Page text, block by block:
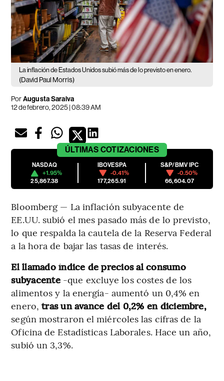
La inflación de Estados Unidos subió más de lo previsto en enero.
(David Paul Morris)
PorAugusta Saraiva
12 de febrero, 2025 | 08:39 AM
ÚLTIMAS COTIZACIONES
NASDAQ
+1.95%
25,867.38
IBOVESPA
-0.41%
177,265.91
S&P/BMV IPC
-0.50%
66,604.07
Bloomberg — La inflación subyacente de
EE.UU. subió el mes pasado más de lo previsto,
lo que respalda la cautela de la Reserva Federal
a la hora de bajar las tasas de interés.
El llamado índice de precios al consumo
subyacente -que excluye los costes de los
alimentos y la energía- aumentó un 0,4% en
enero,tras un avance del 0,2% en diciembre,
según mostraron el miércoles las cifras de la
Oficina de Estadísticas Laborales. Hace un año,
subió un 3,3%.